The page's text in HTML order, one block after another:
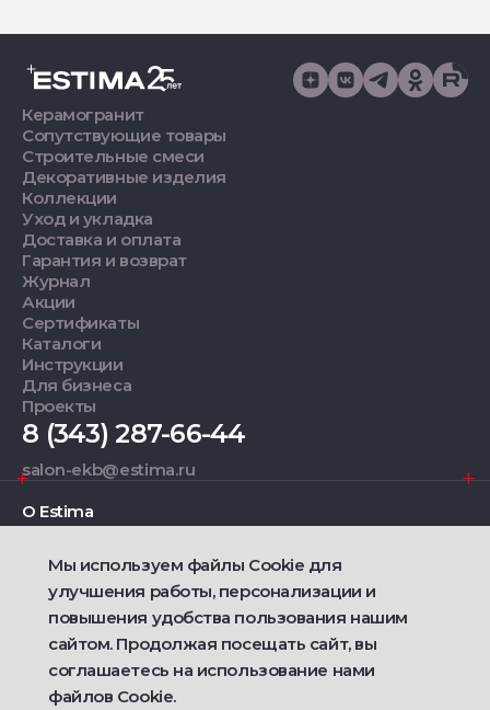
Керамогранит
Сопутствующие товары
Строительные смеси
Декоративные изделия
Коллекции
Уход и укладка
Доставка и оплата
Гарантия и возврат
Журнал
Акции
Сертификаты
Каталоги
Инструкции
Для бизнеса
Проекты
8 (343) 287-66-44
salon-ekb@estima.ru
О Estima
Дизайнерам
Фирменные салоны
2021 — 2026 © Estima
Политика конфиденциальности
Мы используем файлы Cookie для
улучшения работы, персонализации и
повышения удобства пользования нашим
сайтом. Продолжая посещать сайт, вы
соглашаетесь на использование нами
файлов Cookie.